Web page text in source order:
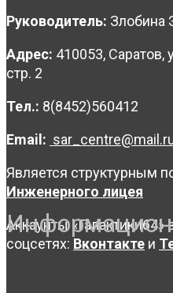
Руководитель: Злобина
Адрес: 410053, Саратов,
стр. 2
Тел.: 8(8452)560412
Email:
Является структурным
Инженерного лицея
Аккаунты «Галактики64»
соцсетях: Вконтакте и